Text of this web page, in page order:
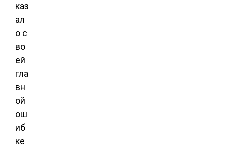
каз
ал
о с
во
ей
гла
вн
ой
ош
иб
ке